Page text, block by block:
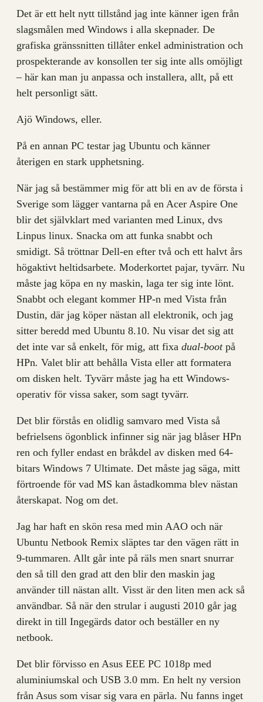
Det är ett helt nytt tillstånd jag inte känner igen från
slagsmålen med Windows i alla skepnader. De
grafiska gränssnitten tillåter enkel administration och
prospekterande av konsollen ter sig inte alls omöjligt
– här kan man ju anpassa och installera, allt, på ett
helt personligt sätt.
Ajö Windows, eller.
På en annan PC testar jag Ubuntu och känner
återigen en stark upphetsning.
När jag så bestämmer mig för att bli en av de första i
Sverige som lägger vantarna på en Acer Aspire One
blir det självklart med varianten med Linux, dvs
Linpus linux. Snacka om att funka snabbt och
smidigt. Så tröttnar Dell-en efter två och ett halvt års
högaktivt heltidsarbete. Moderkortet pajar, tyvärr. Nu
måste jag köpa en ny maskin, laga ter sig inte lönt.
Snabbt och elegant kommer HP-n med Vista från
Dustin, där jag köper nästan all elektronik, och jag
sitter beredd med Ubuntu 8.10. Nu visar det sig att
det inte var så enkelt, för mig, att fixa dual-boot på
HPn. Valet blir att behålla Vista eller att formatera
om disken helt. Tyvärr måste jag ha ett Windows-
operativ för vissa saker, som sagt tyvärr.
Det blir förstås en olidlig samvaro med Vista så
befrielsens ögonblick infinner sig när jag blåser HPn
ren och fyller endast en bråkdel av disken med 64-
bitars Windows 7 Ultimate. Det måste jag säga, mitt
förtroende för vad MS kan åstadkomma blev nästan
återskapat. Nog om det.
Jag har haft en skön resa med min AAO och när
Ubuntu Netbook Remix släptes tar den vägen rätt in
9-tummaren. Allt går inte på räls men snart snurrar
den så till den grad att den blir den maskin jag
använder till nästan allt. Visst är den liten men ack så
användbar. Så när den strular i augusti 2010 går jag
direkt in till Ingegärds dator och beställer en ny
netbook.
Det blir förvisso en Asus EEE PC 1018p med
aluminiumskal och USB 3.0 mm. En helt ny version
från Asus som visar sig vara en pärla. Nu fanns inget